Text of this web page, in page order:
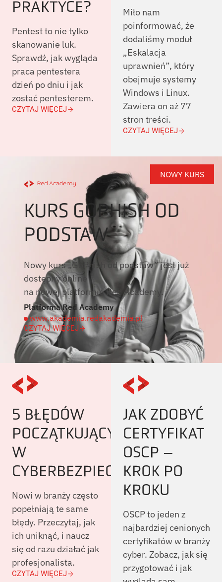
PRAKTYCE?
Pentest to nie tylko
skanowanie luk.
Sprawdź, jak wygląda
praca pentestera
dzień po dniu i jak
zostać pentesterem.
CZYTAJ WIĘCEJ
Miło nam
poinformować, że
dodaliśmy moduł
„Eskalacja
uprawnień”, który
obejmuje systemy
Windows i Linux.
Zawiera on aż 77
stron treści.
CZYTAJ WIĘCEJ
5 BŁĘDÓW
POCZĄTKUJĄCYCH
W
CYBERBEZPIECZEŃSTWIE
Nowi w branży często
popełniają te same
błędy. Przeczytaj, jak
ich uniknąć, i naucz
się od razu działać jak
profesjonalista.
CZYTAJ WIĘCEJ
JAK ZDOBYĆ
CERTYFIKAT
OSCP –
KROK PO
KROKU
OSCP to jeden z
najbardziej cenionych
certyfikatów w branży
cyber. Zobacz, jak się
przygotować i jak
KURS GOPHISH OD
PODSTAW
Nowy kurs „GoPhish od podstaw” jest już
dostępny online
na nowej platformie Red Academy.
Platforma Red Academy
www.akademia.redakademia.pl
CZYTAJ WIĘCEJ
NOWY KURS